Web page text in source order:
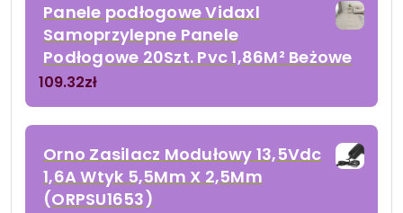
Panele podłogowe Vidaxl
Samoprzylepne Panele
Podłogowe 20Szt. Pvc 1,86M² Beżowe
109.32zł
Orno Zasilacz Modułowy 13,5Vdc
1,6A Wtyk 5,5Mm X 2,5Mm
(ORPSU1653)